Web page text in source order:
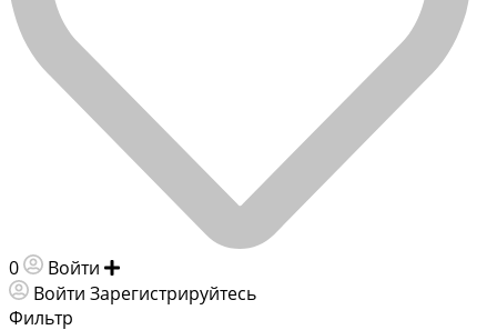
0 Войти
Войти Зарегистрируйтесь
Фильтр